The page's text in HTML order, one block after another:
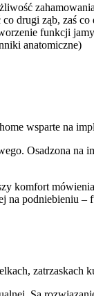
drugi ząb, zaś
funkcji
anatomiczne)
wsparte na
Osadzona na
komfort
na podniebieniu
zatrzaskach